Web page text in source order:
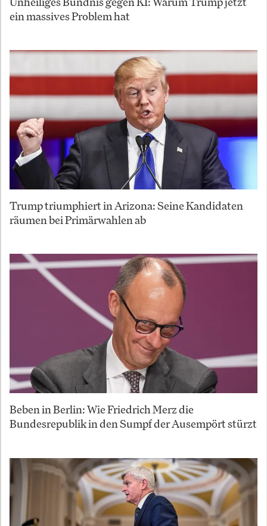
ein massives Problem hat
Trump triumphiert in Arizona: Seine Kandidaten
räumen bei Primärwahlen ab
Beben in Berlin: Wie Friedrich Merz die
Bundesrepublik in den Sumpf der Ausempört stürzt